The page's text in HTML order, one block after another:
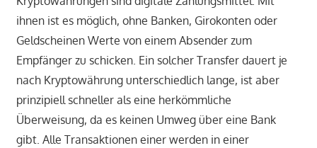
ihnen ist es möglich, ohne Banken, Girokonten oder
Geldscheinen Werte von einem Absender zum
Empfänger zu schicken. Ein solcher Transfer dauert je
nach Kryptowährung unterschiedlich lange, ist aber
prinzipiell schneller als eine herkömmliche
Überweisung, da es keinen Umweg über eine Bank
gibt. Alle Transaktionen einer werden in einer